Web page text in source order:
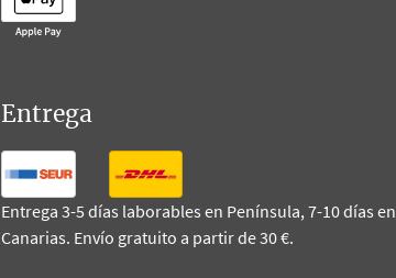
Entrega
Entrega 3-5 días laborables en Península, 7-10 días en
Canarias. Envío gratuito a partir de 30 €.